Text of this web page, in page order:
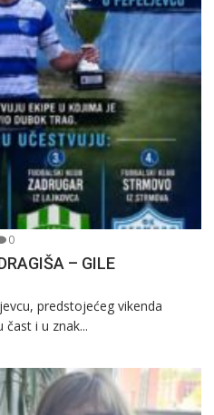
0
– GILE
predstojećeg vikenda
i u znak...